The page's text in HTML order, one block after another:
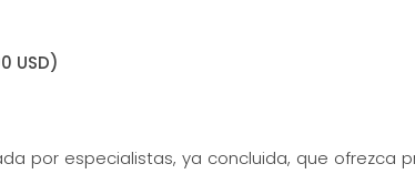
USD)
por especialistas, ya concluida, que ofrezca